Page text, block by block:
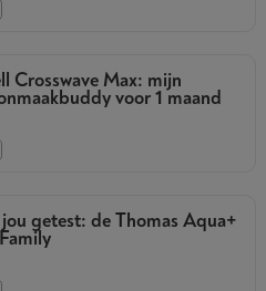
Crosswave Max: mijn
voor 1 maand
getest: de Thomas Aqua+